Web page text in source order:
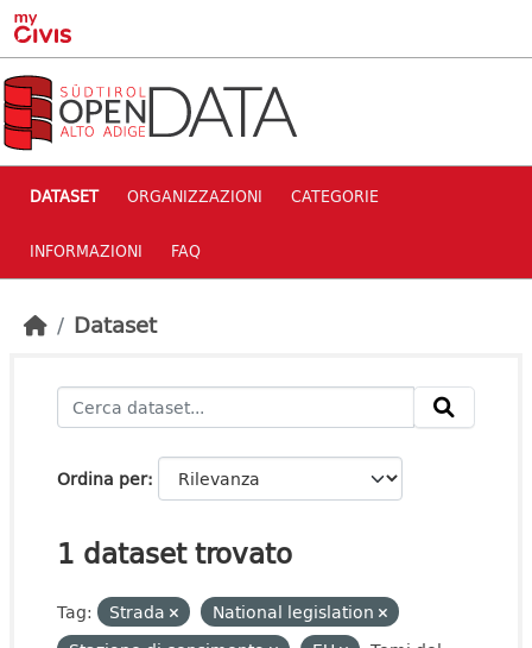
Skip to main content
DATASET ORGANIZZAZIONI CATEGORIE
INFORMAZIONI FAQ
Dataset
Ordina per
1 dataset trovato
Tag: Strada
National legislation